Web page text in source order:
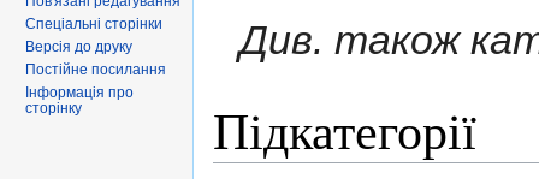
Див. також
Підкатегорії
Спеціальні сторінки
Версія до друку
Постійне посилання
Інформація про
сторінку